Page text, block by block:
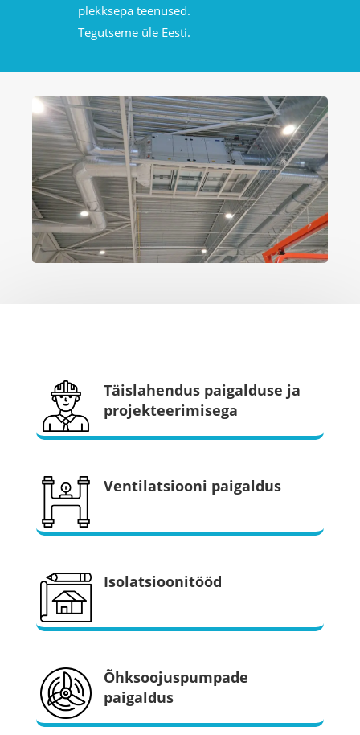
plekksepa teenused.
Tegutseme üle Eesti.
Täislahendus paigalduse ja
projekteerimisega
Ventilatsiooni paigaldus
Isolatsioonitööd
Õhksoojuspumpade
paigaldus